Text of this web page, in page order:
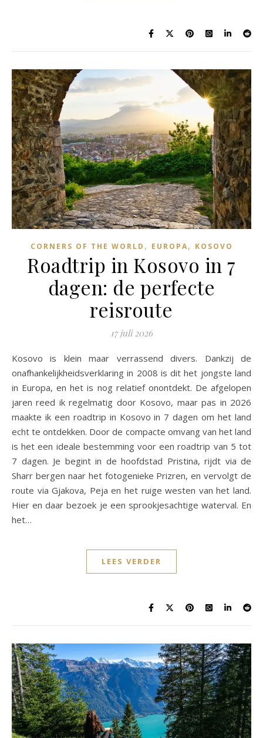
CORNERS OF THE WORLD , EUROPA, KOSOVO
Roadtrip in Kosovo in 7
dagen: de perfecte
reisroute
17 juli 2026
Kosovo is klein maar verrassend divers. Dankzij de
onafhankelijkheidsverklaring in 2008 is dit het jongste land
in Europa, en het is nog relatief onontdekt. De afgelopen
jaren reed ik regelmatig door Kosovo, maar pas in 2026
maakte ik een roadtrip in Kosovo in 7 dagen om het land
echt te ontdekken. Door de compacte omvang van het land
is het een ideale bestemming voor een roadtrip van 5 tot
7 dagen. Je begint in de hoofdstad Pristina, rijdt via de
Sharr bergen naar het fotogenieke Prizren, en vervolgt de
route via Gjakova, Peja en het ruige westen van het land.
Hier en daar bezoek je een sprookjesachtige waterval. En
het…
LEES VERDER